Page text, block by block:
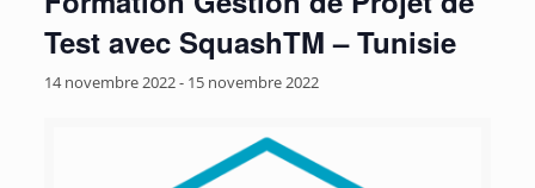
Test avec SquashTM – Tunisie
14 novembre 2022- 15 novembre 2022